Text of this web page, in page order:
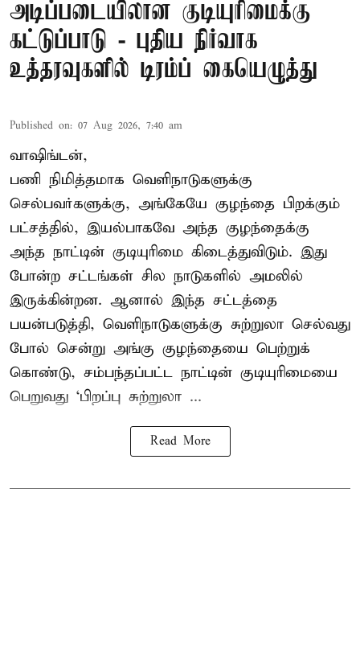
அடிப்படையிலான குடியுரிமைக்கு
கட்டுப்பாடு - புதிய நிர்வாக
உத்தரவுகளில் டிரம்ப் கையெழுத்து
Published on: 07 Aug 2026, 7:40 am
வாஷிங்டன்,
பணி நிமித்தமாக வெளிநாடுகளுக்கு
செல்பவர்களுக்கு, அங்கேயே குழந்தை பிறக்கும்
பட்சத்தில், இயல்பாகவே அந்த குழந்தைக்கு
அந்த நாட்டின் குடியுரிமை கிடைத்துவிடும். இது
போன்ற சட்டங்கள் சில நாடுகளில் அமலில்
இருக்கின்றன. ஆனால் இந்த சட்டத்தை
பயன்படுத்தி, வெளிநாடுகளுக்கு சுற்றுலா செல்வது
போல் சென்று அங்கு குழந்தையை பெற்றுக்
கொண்டு, சம்பந்தப்பட்ட நாட்டின் குடியுரிமையை
பெறுவது ‘பிறப்பு சுற்றுலா ...
Read More